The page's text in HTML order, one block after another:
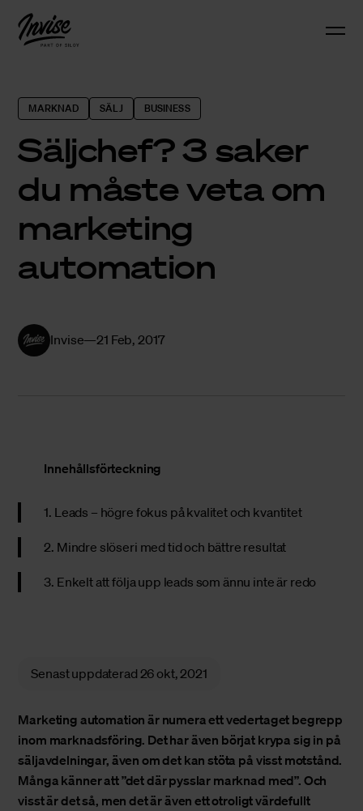
MARKNAD SÄLJ BUSINESS
Säljchef? 3 saker
du måste veta om
marketing
automation
Invise 21 Feb, 2017
Innehållsförteckning
1. Leads – högre fokus på kvalitet och kvantitet
2. Mindre slöseri med tid och bättre resultat
3. Enkelt att följa upp leads som ännu inte är redo
Senast uppdaterad 26 okt, 2021
Marketing automation är numera ett vedertaget begrepp
inom marknadsföring. Det har även börjat krypa sig in på
säljavdelningar, även om det kan stöta på visst motstånd.
Många känner att ”det där pysslar marknad med”. Och
visst är det så, men det är även ett otroligt värdefullt